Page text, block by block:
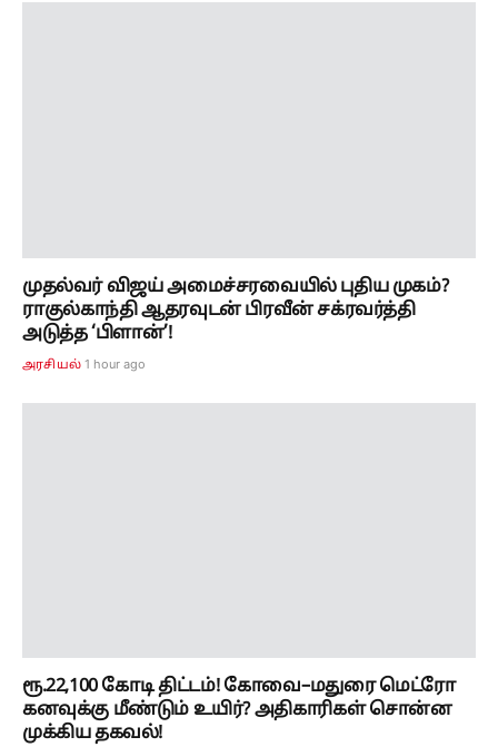
முதல்வர் விஜய் அமைச்சரவையில் புதிய முகம்?
ராகுல்காந்தி ஆதரவுடன் பிரவீன் சக்ரவர்த்தி
அடுத்த ‘பிளான்’!
அரசியல் 1 hour ago
ரூ.22,100 கோடி திட்டம்! கோவை–மதுரை மெட்ரோ
கனவுக்கு மீண்டும் உயிர்? அதிகாரிகள் சொன்ன
முக்கிய தகவல்!